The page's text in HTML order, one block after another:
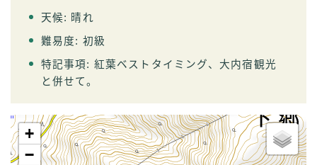
天候: 晴れ
難易度: 初級
特記事項: 紅葉ベストタイミング、大内宿観光
と併せて。
+
−